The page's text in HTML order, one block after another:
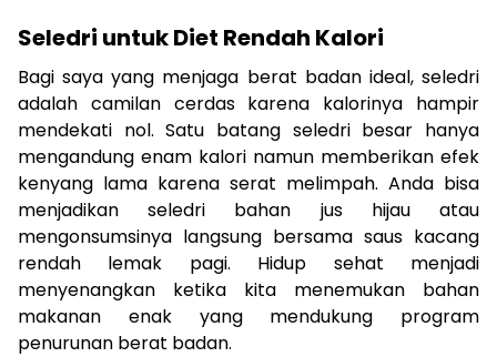
Seledri untuk Diet Rendah Kalori
Bagi saya yang menjaga berat badan ideal, seledri
adalah camilan cerdas karena kalorinya hampir
mendekati nol. Satu batang seledri besar hanya
mengandung enam kalori namun memberikan efek
kenyang lama karena serat melimpah. Anda bisa
menjadikan seledri bahan jus hijau atau
mengonsumsinya langsung bersama saus kacang
rendah lemak pagi. Hidup sehat menjadi
menyenangkan ketika kita menemukan bahan
makanan enak yang mendukung program
penurunan berat badan.